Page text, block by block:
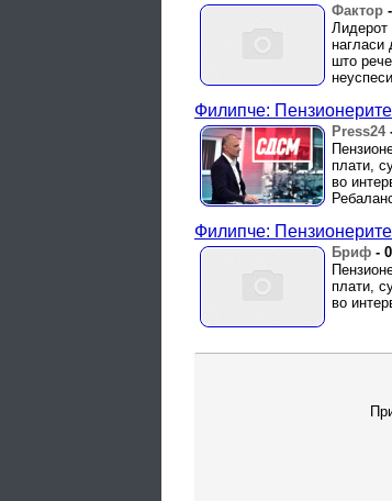
Фактор -
Лидерот
нагласи
што
Филипче:
Press24
плати,
во
Филипче:
Бриф -
плати,
во